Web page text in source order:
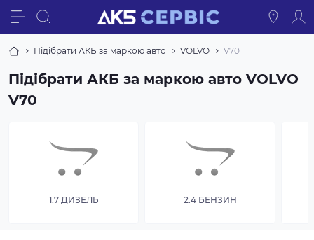
Підібрати АКБ за маркою авто VOLVO V70
Підібрати АКБ за маркою авто VOLVO
V70
1.7 ДИЗЕЛЬ 2.4 БЕНЗИН